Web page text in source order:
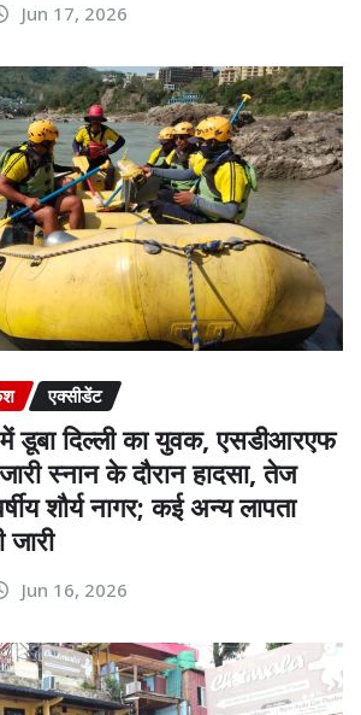
Jun 17, 2026
एक्सीडेंट
डूबा दिल्ली का युवक, एसडीआरएफ
स्नान के दौरान हादसा, तेज
शौर्य नागर; कई अन्य लापता
Jun 16, 2026